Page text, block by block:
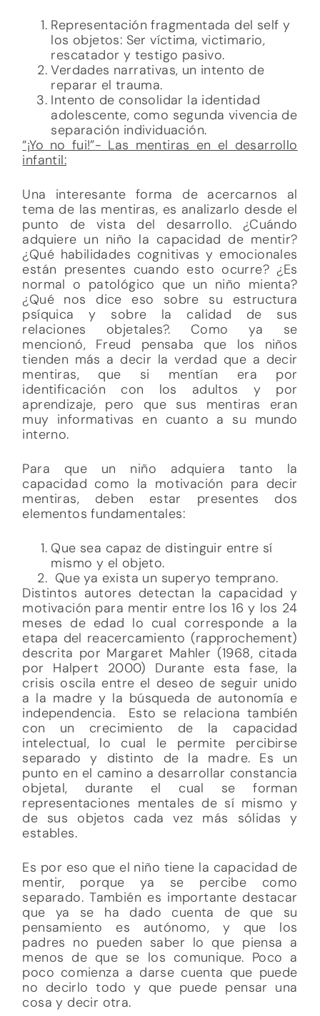
Representación fragmentada del self y
los objetos: Ser víctima, victimario,
rescatador y testigo pasivo.
Verdades narrativas, un intento de
reparar el trauma.
Intento de consolidar la identidad
adolescente, como segunda vivencia de
separación individuación.
“¡Yo no fui!”- Las mentiras en el desarrollo
infantil:
Una interesante forma de acercarnos al
tema de las mentiras, es analizarlo desde el
punto de vista del desarrollo. ¿Cuándo
adquiere un niño la capacidad de mentir?
¿Qué habilidades cognitivas y emocionales
están presentes cuando esto ocurre? ¿Es
normal o patológico que un niño mienta?
¿Qué nos dice eso sobre su estructura
psíquica y sobre la calidad de sus
relaciones objetales?. Como ya se
mencionó, Freud pensaba que los niños
tienden más a decir la verdad que a decir
mentiras, que si mentían era por
identificación con los adultos y por
aprendizaje, pero que sus mentiras eran
muy informativas en cuanto a su mundo
interno.
Para que un niño adquiera tanto la
capacidad como la motivación para decir
mentiras, deben estar presentes dos
elementos fundamentales:
Que sea capaz de distinguir entre sí
mismo y el objeto.
Que ya exista un superyo temprano.
Distintos autores detectan la capacidad y
motivación para mentir entre los 16 y los 24
meses de edad lo cual corresponde a la
etapa del reacercamiento (rapprochement)
descrita por Margaret Mahler (1968, citada
por Halpert 2000) Durante esta fase, la
crisis oscila entre el deseo de seguir unido
a la madre y la búsqueda de autonomía e
independencia. Esto se relaciona también
con un crecimiento de la capacidad
intelectual, lo cual le permite percibirse
separado y distinto de la madre. Es un
punto en el camino a desarrollar constancia
objetal, durante el cual se forman
representaciones mentales de sí mismo y
de sus objetos cada vez más sólidas y
estables.
Es por eso que el niño tiene la capacidad de
mentir, porque ya se percibe como
separado. También es importante destacar
que ya se ha dado cuenta de que su
pensamiento es autónomo, y que los
padres no pueden saber lo que piensa a
menos de que se los comunique. Poco a
poco comienza a darse cuenta que puede
no decirlo todo y que puede pensar una
cosa y decir otra.